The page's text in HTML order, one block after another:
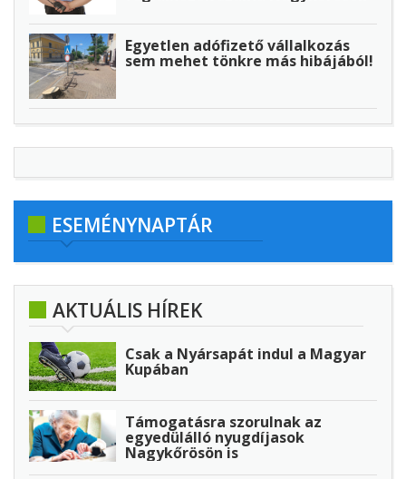
Egyetlen adófizető vállalkozás
sem mehet tönkre más hibájából!
ESEMÉNYNAPTÁR
AKTUÁLIS HÍREK
Csak a Nyársapát indul a Magyar
Kupában
Támogatásra szorulnak az
egyedülálló nyugdíjasok
Nagykőrösön is